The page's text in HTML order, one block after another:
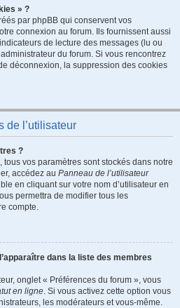
» ?
par phpBB qui conservent vos
connexion au forum. Ils fournissent aussi
de lecture des messages (lu ou
du forum. Si vous rencontrez
déconnexion, la suppression des cookies
de l’utilisateur
?
vos paramètres sont stockés dans notre
accédez au Panneau de l’utilisateur
en cliquant sur votre nom d’utilisateur en
permettra de modifier tous les
compte.
dans la liste des membres
onglet « Préférences du forum », vous
en ligne. Si vous activez cette option vous
les modérateurs et vous-même.